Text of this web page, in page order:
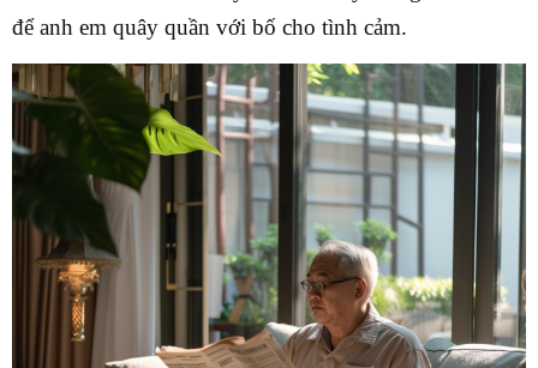
để anh em quây quần với bố cho tình cảm.